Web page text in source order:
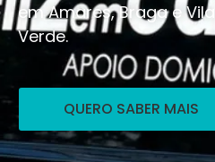
em Amares, Braga e Vila
Verde.
QUERO SABER MAIS